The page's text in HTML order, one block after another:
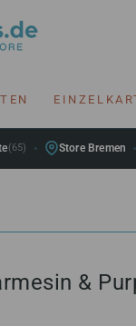
(65) Store Bremen
&